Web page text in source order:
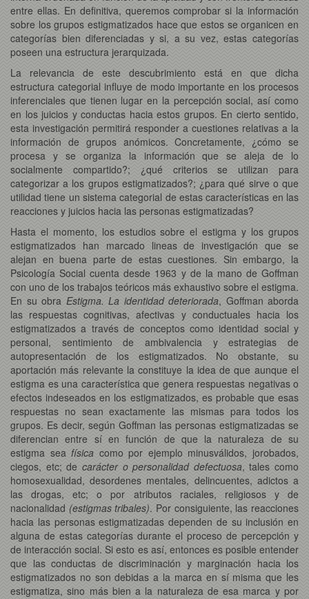
entre ellas. En definitiva, queremos comprobar si la información
sobre los grupos estigmatizados hace que estos se organicen en
categorías bien diferenciadas y si, a su vez, estas categorías
poseen una estructura jerarquizada.
La relevancia de este descubrimiento está en que dicha
estructura categorial influye de modo importante en los procesos
inferenciales que tienen lugar en la percepción social, así como
en los juicios y conductas hacia estos grupos. En cierto sentido,
esta investigación permitirá responder a cuestiones relativas a la
información de grupos anómicos. Concretamente, ¿cómo se
procesa y se organiza la información que se aleja de lo
socialmente compartido?; ¿qué criterios se utilizan para
categorizar a los grupos estigmatizados?; ¿para qué sirve o que
utilidad tiene un sistema categorial de estas características en las
reacciones y juicios hacia las personas estigmatizadas?
Hasta el momento, los estudios sobre el estigma y los grupos
estigmatizados han marcado lineas de investigación que se
alejan en buena parte de estas cuestiones. Sin embargo, la
Psicología Social cuenta desde 1963 y de la mano de Goffman
con uno de los trabajos teóricos más exhaustivo sobre el estigma.
En su obra Estigma. La identidad deteriorada, Goffman aborda
las respuestas cognitivas, afectivas y conductuales hacia los
estigmatizados a través de conceptos como identidad social y
personal, sentimiento de ambivalencia y estrategias de
autopresentación de los estigmatizados. No obstante, su
aportación más relevante la constituye la idea de que aunque el
estigma es una característica que genera respuestas negativas o
efectos indeseados en los estigmatizados, es probable que esas
respuestas no sean exactamente las mismas para todos los
grupos. Es decir, según Goffman las personas estigmatizadas se
diferencian entre sí en función de que la naturaleza de su
estigma seafísica como por ejemplo minusválidos, jorobados,
ciegos, etc; de carácter o personalidad defectuosa, tales como
homosexualidad, desordenes mentales, delincuentes, adictos a
las drogas, etc; o por atributos raciales, religiosos y de
nacionalidad (estigmas tribales). Por consiguiente, las reacciones
hacia las personas estigmatizadas dependen de su inclusión en
alguna de estas categorías durante el proceso de percepción y
de interacción social. Si esto es así, entonces es posible entender
que las conductas de discriminación y marginación hacia los
estigmatizados no son debidas a la marca en sí misma que les
estigmatiza, sino más bien a la naturaleza de esa marca y por